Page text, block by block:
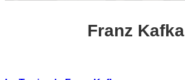
Franz Kafka